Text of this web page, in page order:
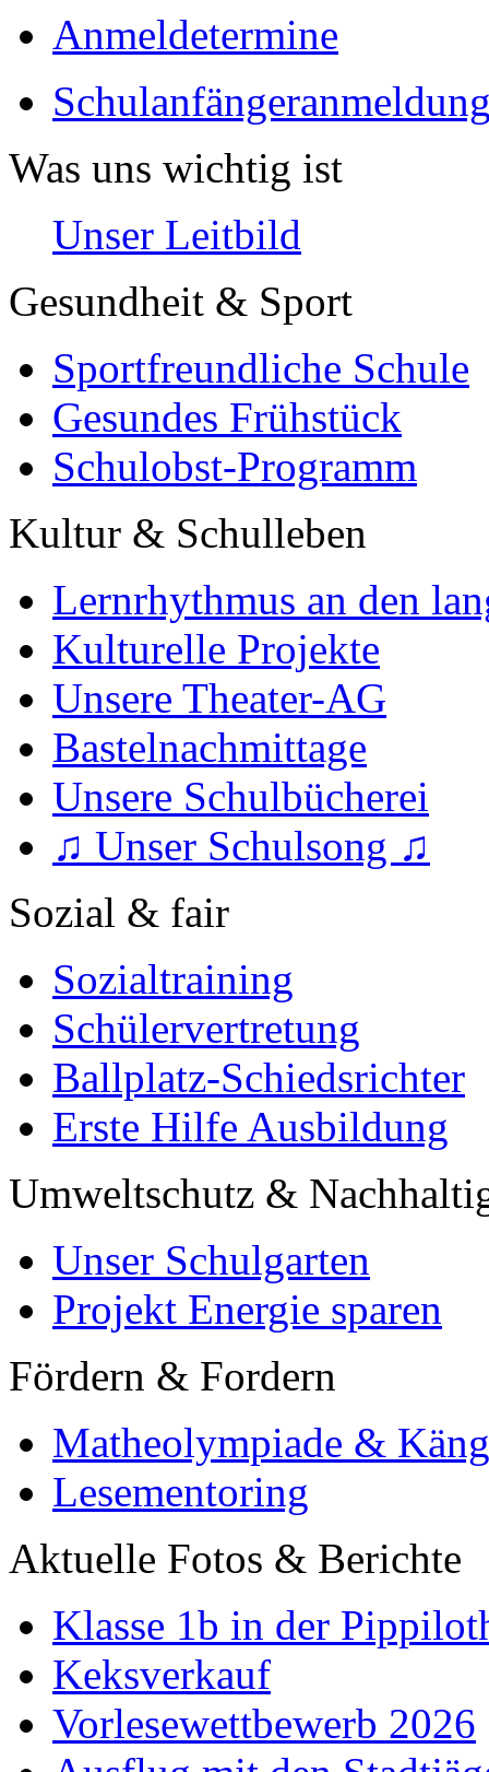
Anmeldetermine
Was uns wichtig ist
Unser Leitbild
Gesundheit & Sport
Sportfreundliche Schule
Gesundes Frühstück
Schulobst-Programm
Kultur & Schulleben
Lernrhythmus an den
Kulturelle Projekte
Unsere Theater-AG
Bastelnachmittage
Unsere Schulbücherei
♫ Unser Schulsong ♫
Sozial & fair
Sozialtraining
Schülervertretung
Ballplatz-Schiedsrichter
Erste Hilfe Ausbildung
Umweltschutz &
Unser Schulgarten
Projekt Energie sparen
Fördern & Fordern
Matheolympiade &
Lesementoring
Aktuelle Fotos & Berichte
Klasse 1b in der
Keksverkauf
Vorlesewettbewerb 2026